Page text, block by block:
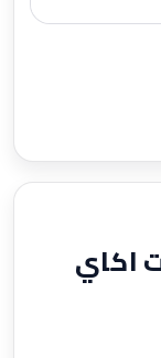
اكاي